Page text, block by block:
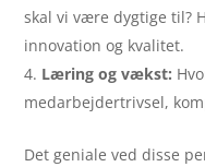
skal vi være dygtige til?
innovation og kvalitet.
Læring og vækst:
medarbejdertrivsel,
Det geniale ved disse